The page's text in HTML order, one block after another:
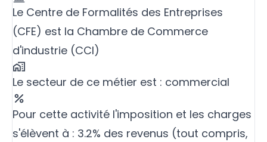
Le Centre de Formalités des Entreprises
(CFE) est la Chambre de Commerce
d'industrie (CCI)
Le secteur de ce métier est : commercial
Pour cette activité l'imposition et les charges
s'élèvent à : 3.2% des revenus (tout compris,